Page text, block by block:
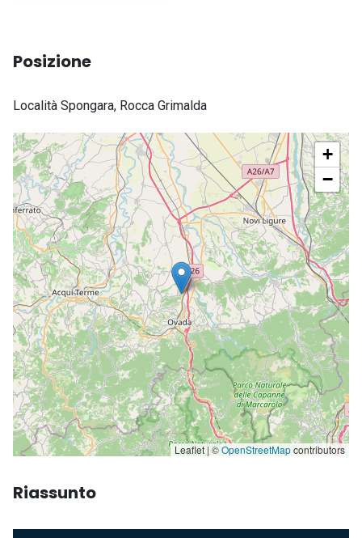
Posizione
Indirizzo
Località Spongara, Rocca Grimalda
+
−
Leaflet | ©OpenStreetMapcontributors
Riassunto